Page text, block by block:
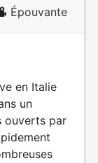
Épouvante
en Italie
un
ouverts par